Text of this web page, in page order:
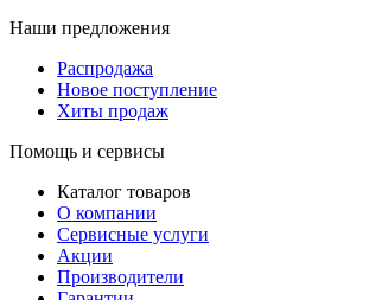
Наши предложения
Распродажа
Новое поступление
Хиты продаж
Помощь и сервисы
Каталог товаров
О компании
Сервисные услуги
Акции
Производители